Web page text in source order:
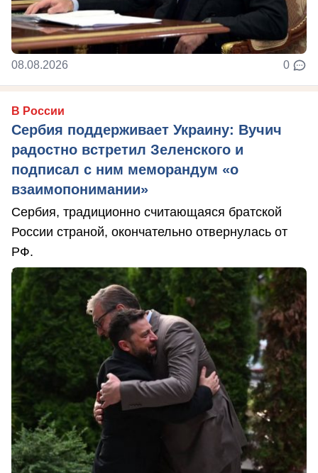
08.08.2026 0
В России
Сербия поддерживает Украину: Вучич
радостно встретил Зеленского и
подписал с ним меморандум «о
взаимопонимании»
Сербия, традиционно считающаяся братской
России страной, окончательно отвернулась от
РФ.